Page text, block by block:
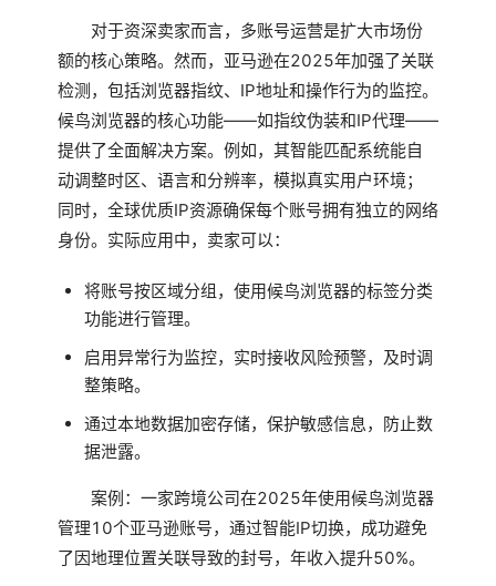
对于资深卖家而言，多账号运营是扩大市场份
额的核心策略。然而，亚马逊在2025年加强了关联
检测，包括浏览器指纹、IP地址和操作行为的监控。
候鸟浏览器的核心功能——如指纹伪装和IP代理——
提供了全面解决方案。例如，其智能匹配系统能自
动调整时区、语言和分辨率，模拟真实用户环境；
同时，全球优质IP资源确保每个账号拥有独立的网络
身份。实际应用中，卖家可以：
将账号按区域分组，使用候鸟浏览器的标签分类
功能进行管理。
启用异常行为监控，实时接收风险预警，及时调
整策略。
通过本地数据加密存储，保护敏感信息，防止数
据泄露。
案例：一家跨境公司在2025年使用候鸟浏览器
管理10个亚马逊账号，通过智能IP切换，成功避免
了因地理位置关联导致的封号，年收入提升50%。